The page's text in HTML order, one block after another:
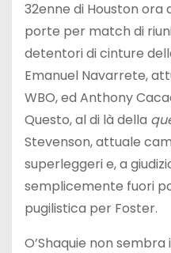
32enne di Houston
porte per match di
detentori di cinture
Emanuel Navarrete,
WBO, ed Anthony
Questo, al di là della
Stevenson, attuale
superleggeri e, a
semplicemente fuori
pugilistica per Foster.
O’Shaquie non